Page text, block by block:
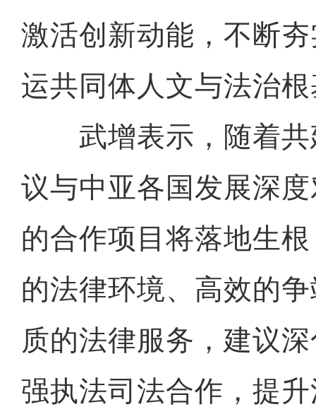
激活创新动能，不断
运共同体人文与法治
武增表示，随着共
议与中亚各国发展深
的合作项目将落地生
的法律环境、高效的
质的法律服务，建议
强执法司法合作，提